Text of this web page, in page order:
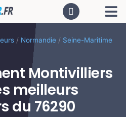
/ Normandie / Seine-Maritime
Montivilliers
meilleurs
du 76290